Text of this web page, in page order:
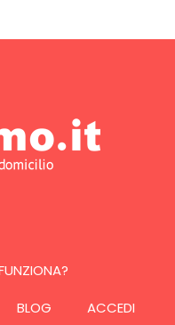
BLOG ACCEDI